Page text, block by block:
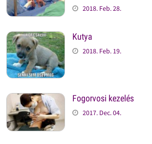
2018. Feb. 28.
Kutya
2018. Feb. 19.
Fogorvosi kezelés
2017. Dec. 04.